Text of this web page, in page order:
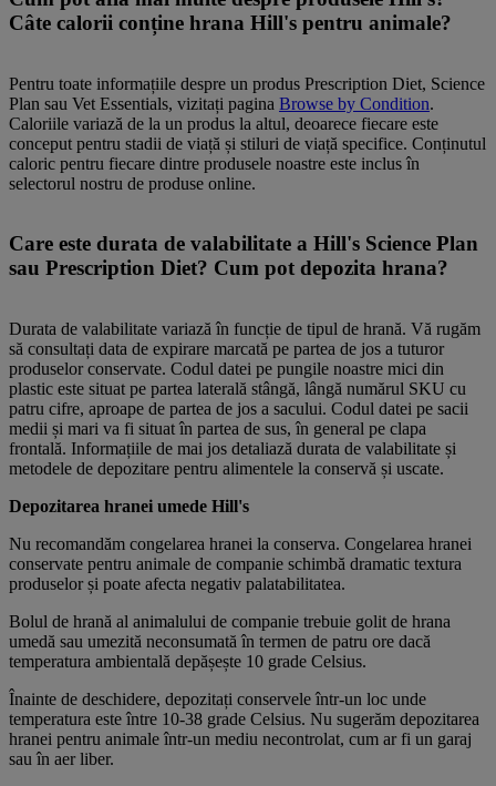
Câte calorii conține hrana Hill's pentru animale?
Pentru toate informațiile despre un produs Prescription Diet, Science
Plan sau Vet Essentials, vizitați pagina Browse by Condition.
Caloriile variază de la un produs la altul, deoarece fiecare este
conceput pentru stadii de viață și stiluri de viață specifice. Conținutul
caloric pentru fiecare dintre produsele noastre este inclus în
selectorul nostru de produse online.
Care este durata de valabilitate a Hill's Science Plan
sau Prescription Diet? Cum pot depozita hrana?
Durata de valabilitate variază în funcție de tipul de hrană. Vă rugăm
să consultați data de expirare marcată pe partea de jos a tuturor
produselor conservate. Codul datei pe pungile noastre mici din
plastic este situat pe partea laterală stângă, lângă numărul SKU cu
patru cifre, aproape de partea de jos a sacului. Codul datei pe sacii
medii și mari va fi situat în partea de sus, în general pe clapa
frontală. Informațiile de mai jos detaliază durata de valabilitate și
metodele de depozitare pentru alimentele la conservă și uscate.
Depozitarea hranei umede Hill's
Nu recomandăm congelarea hranei la conserva. Congelarea hranei
conservate pentru animale de companie schimbă dramatic textura
produselor și poate afecta negativ palatabilitatea.
Bolul de hrană al animalului de companie trebuie golit de hrana
umedă sau umezită neconsumată în termen de patru ore dacă
temperatura ambientală depășește 10 grade Celsius.
Înainte de deschidere, depozitați conservele într-un loc unde
temperatura este între 10-38 grade Celsius. Nu sugerăm depozitarea
hranei pentru animale într-un mediu necontrolat, cum ar fi un garaj
sau în aer liber.